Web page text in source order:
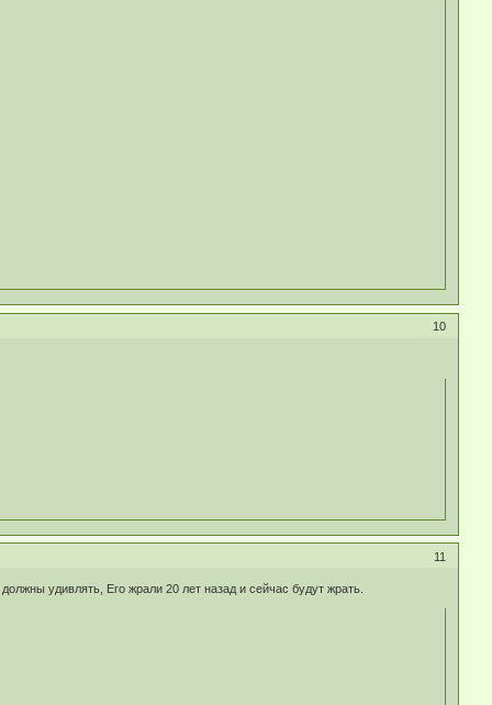
10
11
удивлять, Его жрали 20 лет назад и сейчас будут жрать.